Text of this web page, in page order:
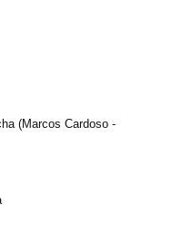
(Marcos Cardoso -